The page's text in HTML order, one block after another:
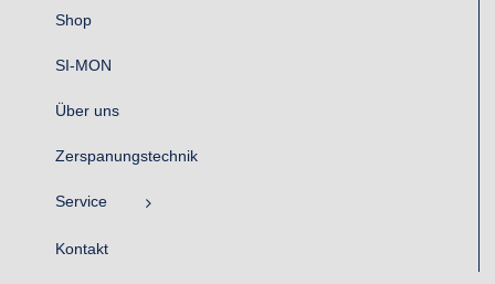
Shop
SI-MON
Über uns
Zerspanungstechnik
Service
Kontakt